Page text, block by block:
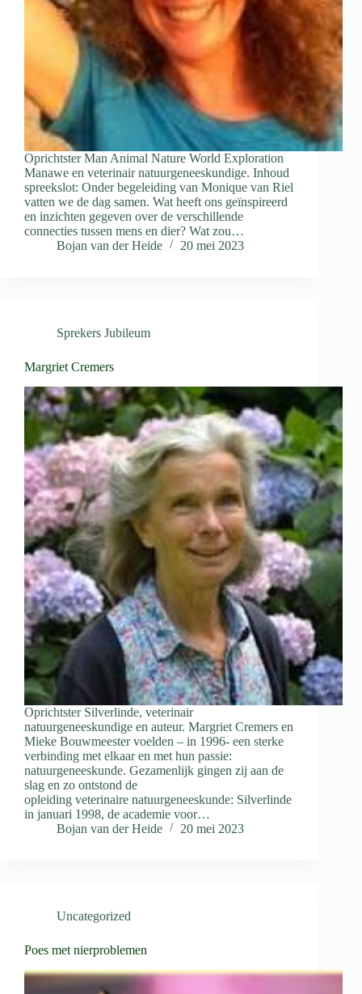
Oprichtster Man Animal Nature World Exploration
Manawe en veterinair natuurgeneeskundige. Inhoud
spreekslot: Onder begeleiding van Monique van Riel
vatten we de dag samen. Wat heeft ons geïnspireerd
en inzichten gegeven over de verschillende
connecties tussen mens en dier? Wat zou…
Bojan van der Heide
20 mei 2023
Sprekers Jubileum
Margriet Cremers
Oprichtster Silverlinde, veterinair
natuurgeneeskundige en auteur. Margriet Cremers en
Mieke Bouwmeester voelden – in 1996- een sterke
verbinding met elkaar en met hun passie:
natuurgeneeskunde. Gezamenlijk gingen zij aan de
slag en zo ontstond de
opleiding veterinaire natuurgeneeskunde: Silverlinde
in januari 1998, de academie voor…
Bojan van der Heide
20 mei 2023
Uncategorized
Poes met nierproblemen